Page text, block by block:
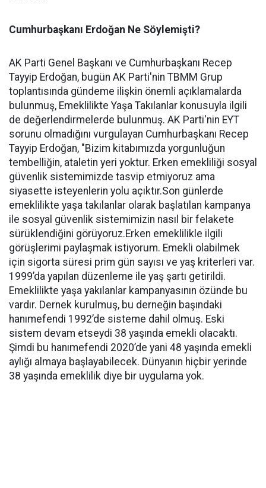
Cumhurbaşkanı Erdoğan Ne Söylemişti?
AK Parti Genel Başkanı ve Cumhurbaşkanı Recep
Tayyip Erdoğan, bugün AK Parti'nin TBMM Grup
toplantısında gündeme ilişkin önemli açıklamalarda
bulunmuş, Emeklilikte Yaşa Takılanlar konusuyla ilgili
de değerlendirmelerde bulunmuş. AK Parti'nin EYT
sorunu olmadığını vurgulayan Cumhurbaşkanı Recep
Tayyip Erdoğan, "Bizim kitabımızda yorgunluğun
tembelliğin, ataletin yeri yoktur. Erken emekliliği sosyal
güvenlik sistemimizde tasvip etmiyoruz ama
siyasette isteyenlerin yolu açıktır.Son günlerde
emeklilikte yaşa takılanlar olarak başlatılan kampanya
ile sosyal güvenlik sistemimizin nasıl bir felakete
sürüklendiğini görüyoruz.Erken emeklilikle ilgili
görüşlerimi paylaşmak istiyorum. Emekli olabilmek
için sigorta süresi prim gün sayısı ve yaş kriterleri var.
1999’da yapılan düzenleme ile yaş şartı getirildi.
Emeklilikte yaşa yakılanlar kampanyasının özünde bu
vardır. Dernek kurulmuş, bu derneğin başındaki
hanımefendi 1992’de sisteme dahil olmuş. Eski
sistem devam etseydi 38 yaşında emekli olacaktı.
Şimdi bu hanımefendi 2020’de yani 48 yaşında emekli
aylığı almaya başlayabilecek. Dünyanın hiçbir yerinde
38 yaşında emeklilik diye bir uygulama yok.